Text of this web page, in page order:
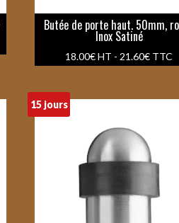
Butée de porte haut. 50mm,
Inox Satiné
18.00€ HT - 21.60€ TTC
15 jours